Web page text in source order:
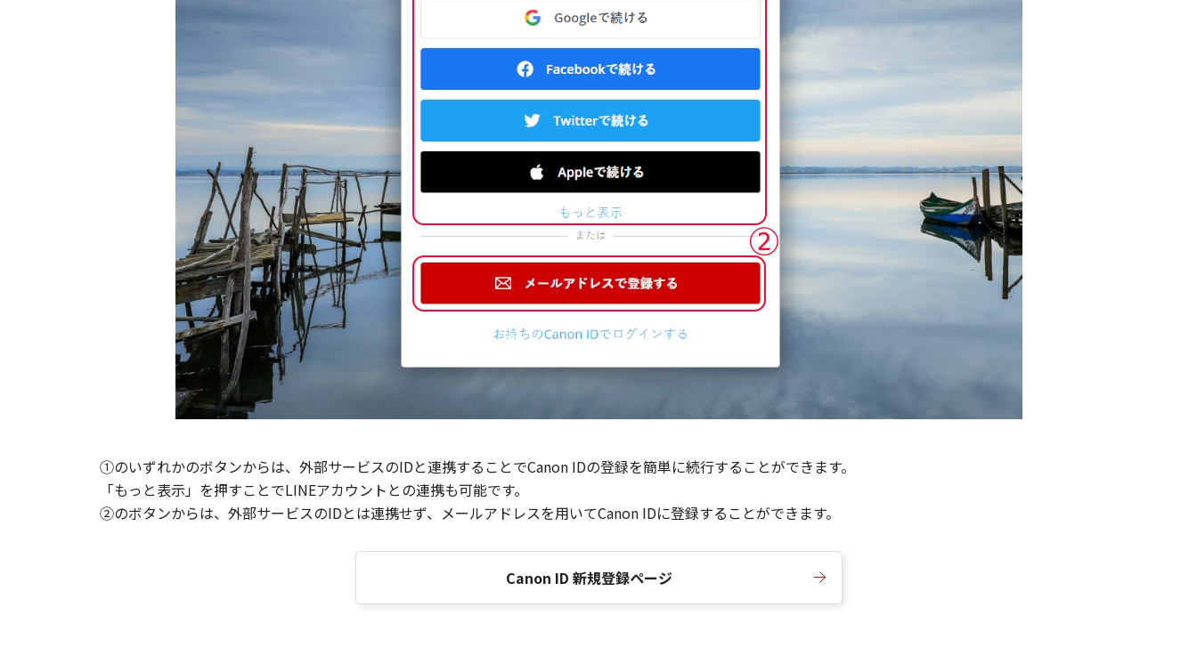
①のいずれかのボタンからは、外部サービスのIDと連携することでCanon IDの登録を簡単に続行することができます。
「もっと表示」を押すことでLINEアカウントとの連携も可能です。
②のボタンからは、外部サービスのIDとは連携せず、メールアドレスを用いてCanon IDに登録することができます。
Canon ID 新規登録ページ